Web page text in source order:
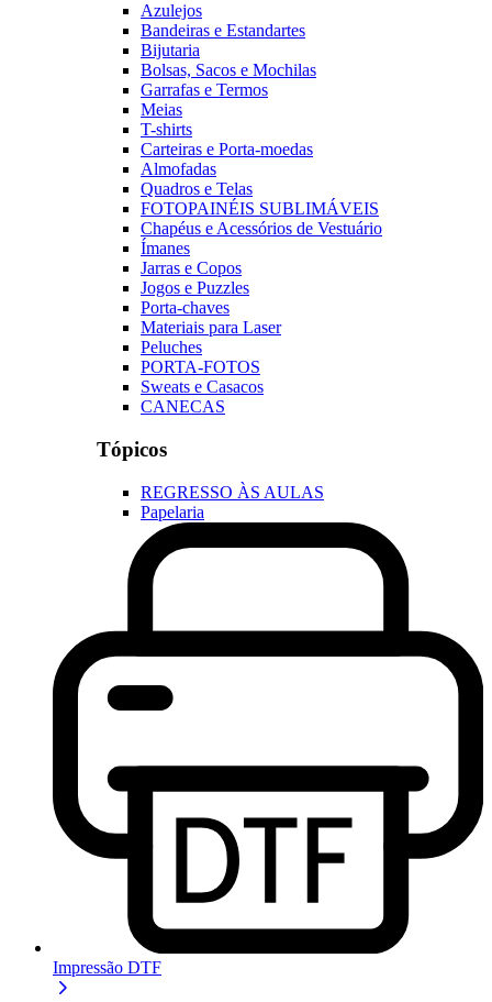
Azulejos
Bandeiras e Estandartes
Bijutaria
Bolsas, Sacos e Mochilas
Garrafas e Termos
Meias
T-shirts
Carteiras e Porta-moedas
Almofadas
Quadros e Telas
FOTOPAINÉIS SUBLIMÁVEIS
Chapéus e Acessórios de Vestuário
Ímanes
Jarras e Copos
Jogos e Puzzles
Porta-chaves
Materiais para Laser
Peluches
PORTA-FOTOS
Sweats e Casacos
CANECAS
Tópicos
REGRESSO ÀS AULAS
Papelaria
Impressão DTF